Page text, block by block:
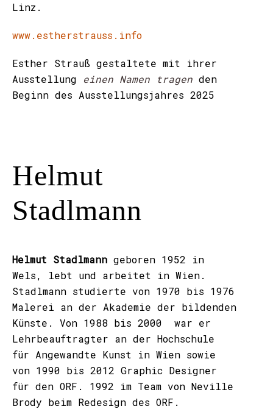
Linz.
www.estherstrauss.info
Esther Strauß gestaltete mit ihrer
Ausstellung einen Namen tragen den
Beginn des Ausstellungsjahres 2025
Helmut
Stadlmann
Helmut Stadlmann geboren 1952 in
Wels, lebt und arbeitet in Wien.
Stadlmann studierte von 1970 bis 1976
Malerei an der Akademie der bildenden
Künste. Von 1988 bis 2000 war er
Lehrbeauftragter an der Hochschule
für Angewandte Kunst in Wien sowie
von 1990 bis 2012 Graphic Designer
für den ORF. 1992 im Team von Neville
Brody beim Redesign des ORF.